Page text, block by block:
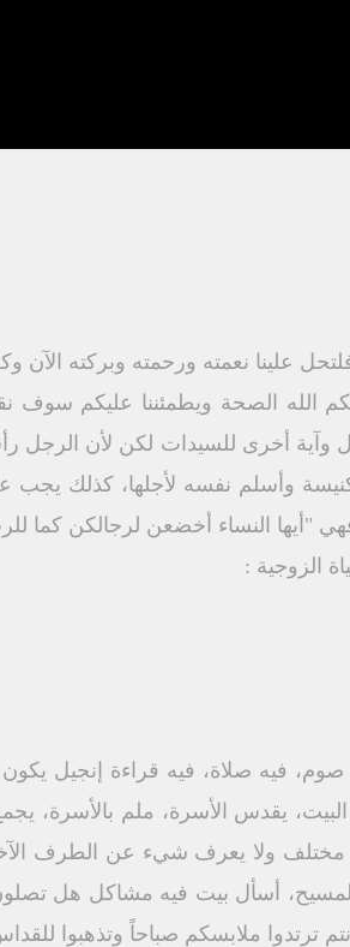
علينا نعمته ورحمته وبركته الآن
الله الصحة ويطمئننا عليكم سوف
أفسس الإصحاح (٥) آية للرجال وآية أخرى للسيدات
وأسلم نفسه لأجلها، كذلك
"أيها النساء أخضعن لرجالكن كما
الزوجية :
فيه صلاة، فيه قراءة إنجيل
يقدس الأسرة، ملم بالأسرة،
ولا يعرف شيء عن الطرف
أسأل بيت فيه مشاكل هل
ترتدوا ملابسكم صباحاً وتذهبوا